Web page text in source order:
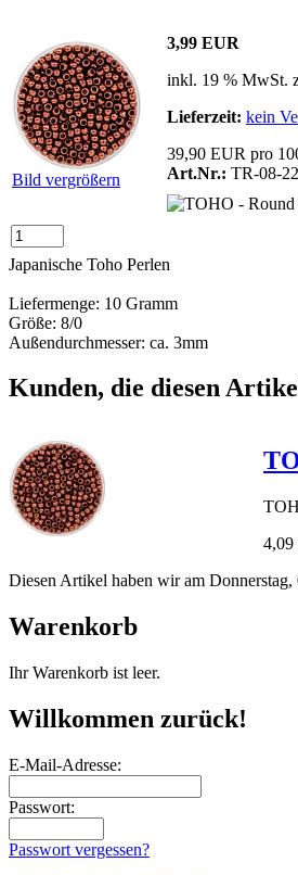
Bild vergrößern
3,99 EUR
inkl. 19 % MwSt.
Lieferzeit: kein
39,90 EUR pro
Art.Nr.: TR-08-
Japanische Toho Perlen
Liefermenge: 10 Gramm
Größe: 8/0
Außendurchmesser: ca. 3mm
Kunden, die diesen
4,09
Diesen Artikel haben wir am
Warenkorb
Ihr Warenkorb ist leer.
Willkommen zurück!
E-Mail-Adresse:
Passwort:
Passwort vergessen?